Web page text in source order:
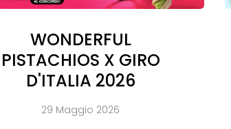
WONDERFUL
PISTACHIOS X GIRO
D'ITALIA 2026
29 Maggio 2026